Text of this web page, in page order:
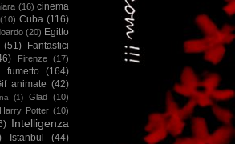
(16) cinema
(10) Cuba (116)
(20) Egitto
(51)
Fantastici
Firenze (17)
fumetto (164)
animate (42)
(1) Glad (10)
Harry Potter (10)
Intelligenza
Istanbul (44)